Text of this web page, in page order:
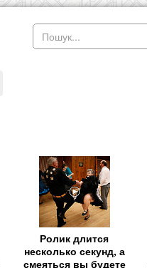
Ролик длится
несколько секунд, а
смеяться вы будете